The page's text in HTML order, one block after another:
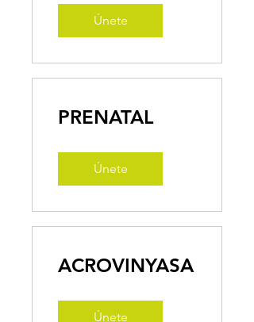
Únete
PRENATAL
Únete
ACROVINYASA
Únete